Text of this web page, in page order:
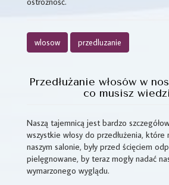
wlosow przedluzanie
Przedłużanie włosów w
co musisz
Naszą tajemnicą jest bardzo
wszystkie włosy do przedłużenia, które
naszym salonie, były przed ścięciem
pielęgnowane, by teraz mogły nadać
wymarzonego wyglądu.